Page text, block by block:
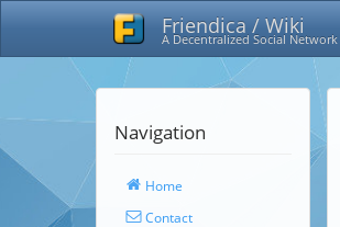
Friendica / Wiki
A Decentralized Social Network
Navigation
Home
Contact